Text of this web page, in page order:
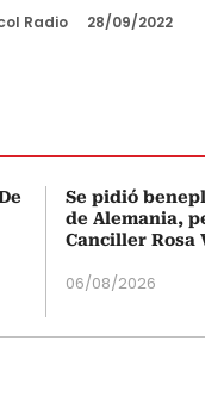
Radio 28/09/2022
Se pidió
de Alemania,
Canciller Rosa
06/08/2026